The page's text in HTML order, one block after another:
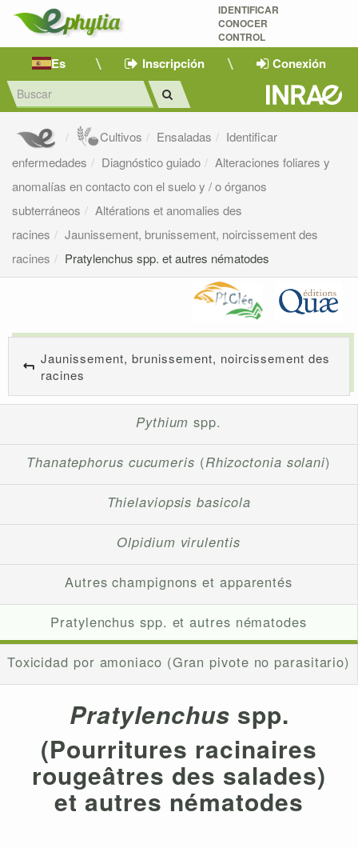
IDENTIFICAR
CONOCER
CONTROL
Es Inscripción Conexión
Cultivos Ensaladas
Identificar
enfermedades
Diagnóstico guiado
Alteraciones foliares y
anomalías en contacto con el suelo y / o órganos
subterráneos
Altérations et anomalies des
racines
Jaunissement, brunissement, noircissement des
racines
Pratylenchus spp. et autres nématodes
Jaunissement, brunissement, noircissement des
racines
Pythium spp.
Thanatephorus cucumeris (Rhizoctonia solani)
Thielaviopsis basicola
Olpidium virulentis
Autres champignons et apparentés
Pratylenchus spp. et autres nématodes
Toxicidad por amoniaco (Gran pivote no parasitario)
Pratylenchus spp.
(Pourritures racinaires
rougeâtres des salades)
et autres nématodes